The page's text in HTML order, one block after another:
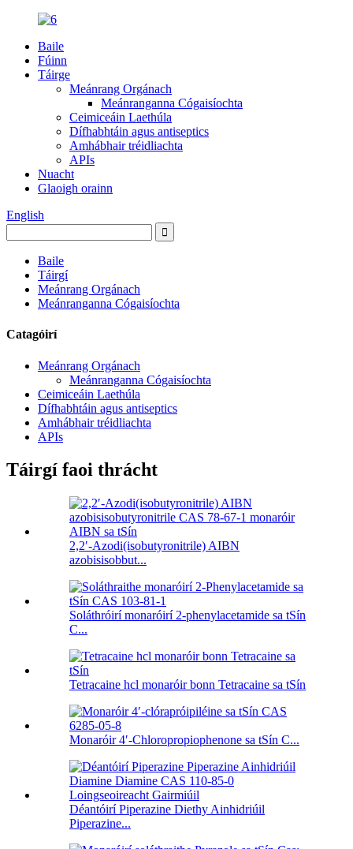
Baile
Fúinn
Táirge
Meánrang Orgánach
Meánranganna Cógaisíochta
Ceimiceáin Laethúla
Dífhabhtáin agus antiseptics
Amhábhair tréidliachta
APIs
Nuacht
Glaoigh orainn
English
Baile
Táirgí
Meánrang Orgánach
Meánranganna Cógaisíochta
Catagóirí
Meánrang Orgánach
Meánranganna Cógaisíochta
Ceimiceáin Laethúla
Dífhabhtáin agus antiseptics
Amhábhair tréidliachta
APIs
Táirgí faoi thrácht
2,2′-Azodi(isobutyronitrile) AIBN
azobisisobbut...
Soláthróirí monaróirí 2-phenylacetamide sa tSín
C...
Tetracaine hcl monaróir bonn Tetracaine sa tSín
Monaróir 4′-Chloropropiophenone sa tSín C...
Déantóirí Piperazine Diethy Ainhidriúil
Piperazine...